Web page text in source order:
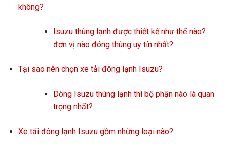
không?
Isuzu thùng lạnh được thiết kế như thế nào?
đơn vị nào đóng thùng uy tín nhất?
Tại sao nên chọn xe tải đông lạnh Isuzu?
Dòng Isuzu thùng lạnh thì bộ phận nào là quan
trọng nhất?
Xe tải đông lạnh Isuzu gồm những loại nào?